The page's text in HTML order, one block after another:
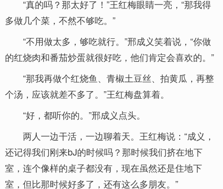
“真的吗？那太好了！”王红梅眼睛一亮，“那我得
多做几个菜，不然不够吃。”
“不用做太多，够吃就行。”邢成义笑着说，“你做
的红烧肉和番茄炒蛋就很好吃，他们肯定会喜欢的。”
“那我再做个红烧鱼、青椒土豆丝、拍黄瓜，再整
个汤，应该就差不多了。”王红梅盘算着。
“好，都听你的。”邢成义点头。
两人一边干活，一边聊着天。王红梅说：“成义，
还记得我们刚来bJ的时候吗？那时候我们挤在地下
室，连个像样的桌子都没有，现在虽然还是住地下
室，但比那时候好多了，还有这么多朋友。”